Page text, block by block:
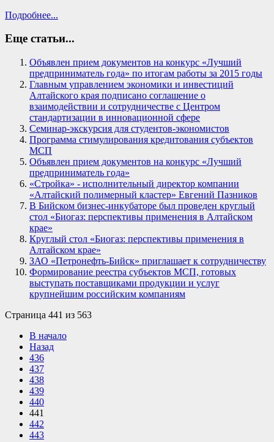
Подробнее...
Еще статьи...
Объявлен прием документов на конкурс «Лучший
предприниматель года» по итогам работы за 2015 годы
Главным управлением экономики и инвестиций
Алтайского края подписано соглашение о
взаимодействии и сотрудничестве с Центром
стандартизации в инновационной сфере
Семинар-экскурсия для студентов-экономистов
Программа стимулирования кредитования субъектов
МСП
Объявлен прием документов на конкурс «Лучший
предприниматель года»
«Стройка» - исполнительный директор компании
«Алтайский полимерный кластер» Евгений Пазников
В Бийском бизнес-инкубаторе был проведен круглый
стол «Биогаз: перспективы применения в Алтайском
крае»
Круглый стол «Биогаз: перспективы применения в
Алтайском крае»
ЗАО «Петронефть-Бийск» приглашает к сотрудничеству
Формирование реестра субъектов МСП, готовых
выступать поставщиками продукции и услуг
крупнейшим российским компаниям
Страница 441 из 563
В начало
Назад
436
437
438
439
440
441
442
443